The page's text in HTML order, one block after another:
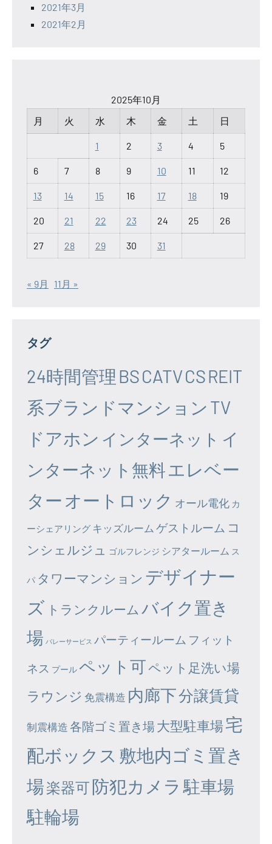
2021年3月
2021年2月
2025年10月
月
火 水 木 金 土 日
1 2 3 4 5
6 7 8 9 10 11 12
13 14 15 16 17 18 19
20 21 22 23 24 25 26
27 28 29 30 31
« 9月 11月 »
タグ
24時間管理 BSCATVCSREIT
系ブランドマンション TV
ドアホン インターネット イ
ンターネット無料エレベー
ター オートロック オール電化 カ
ーシェアリング キッズルーム ゲストルーム コ
ンシェルジュ
ゴルフレンジ シアタールーム ス
パ タワーマンション デザイナー
ズ トランクルーム バイク置き
場 バレーサービス パーティールーム フィット
ネス プール ペット可ペット足洗い場
ラウンジ 免震構造 内廊下分譲賃貸
制震構造 各階ゴミ置き場大型駐車場宅
配ボックス 敷地内ゴミ置き
場楽器可防犯カメラ 駐車場
駐輪場